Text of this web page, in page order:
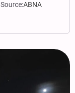
Source:ABNA